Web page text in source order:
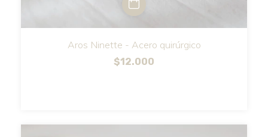
Aros Ninette - Acero quirúrgico
$12.000